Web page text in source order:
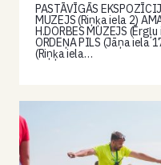
PASTĀVĪGĀS
MUZEJS (Riņķa iela 2)
H.DORBES MUZEJS
ORDEŅA PILS (Jāņa iela
(Riņķa iela…